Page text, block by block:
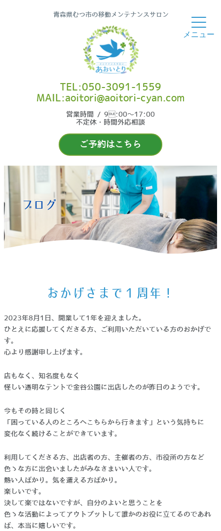
青森県むつ市の移動メンテナンスサロン
ご予約はこちら
TEL:050-3091-1559
MAIL:aoitori@aoitori-cyan.com
営業時間 / 9:00〜17:00
不定休・時間外応相談
ブログ
おかげさまで１周年！
2023年8月1日、開業して1年を迎えました。
ひとえに応援してくださる方、ご利用いただいている方のおかげで
す。
心より感謝申し上げます。
店もなく、知名度もなく
怪しい透明なテントで金谷公園に出店したのが昨日のようです。
今もその時と同じく
「困っている人のところへこちらから行きます」という気持ちに
変化なく続けることができています。
利用してくださる方、出店者の方、主催者の方、市役所の方など
色々な方に出会いましたがみなさまいい人です。
熱い人ばかり。気を遣える方ばかり。
楽しいです。
決して楽ではないですが、自分のよいと思うことを
色々な活動によってアウトプットして誰かのお役に立てるのであれ
ば、本当に嬉しいです。